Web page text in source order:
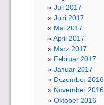
Juli 2017
Juni 2017
Mai 2017
April 2017
März 2017
Februar 2017
Januar 2017
Dezember 2016
November 2016
Oktober 2016